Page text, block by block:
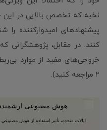
پیشنهادهای امیدوارکننده
کنند. در مقابل، پژوهشگرانی
خروجی‌های مفید از موارد
۲ مراجعه کنید).